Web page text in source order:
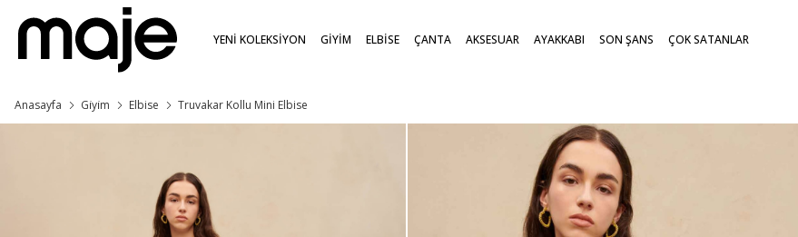
YENİ KOLEKSİYON GİYİM ELBİSE ÇANTA AKSESUAR AYAKKABI SON ŞANS ÇOK SATANLAR
Anasayfa Gi̇yi̇m Elbise Truvakar Kollu Mini Elbise